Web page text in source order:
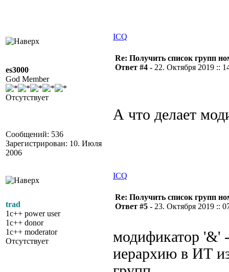
ICQ
es3000
God Member
Отсутствует
Сообщений: 536
Зарегистрирован: 10. Июля
2006
Re: Получить список групп
Ответ #4 - 22. Октября 2019 ::
А что делает
ICQ
trad
1c++ power user
1c++ donor
1c++ moderator
Отсутствует
Re: Получить список групп
Ответ #5 - 23. Октября 2019 ::
модификатор '&' -
иерархию в ИТ